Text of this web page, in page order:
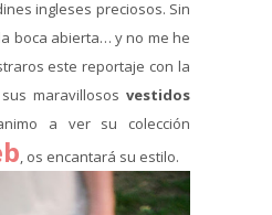
ingleses preciosos. Sin
boca abierta… y no me he
este reportaje con la
maravillosos vestidos
a ver su colección
, os encantará su estilo.